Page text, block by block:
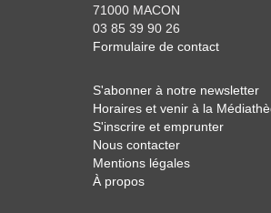
71000 MACON
03 85 39 90 26
Formulaire de contact
S'abonner à notre newsletter
Horaires et venir à la
S'inscrire et emprunter
Nous contacter
Mentions légales
À propos